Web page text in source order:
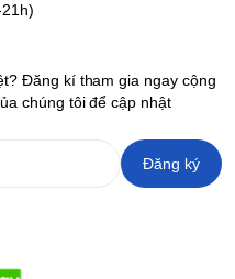
Đăng kí tham gia ngay cộng
chúng tôi để cập nhật
Đăng ký